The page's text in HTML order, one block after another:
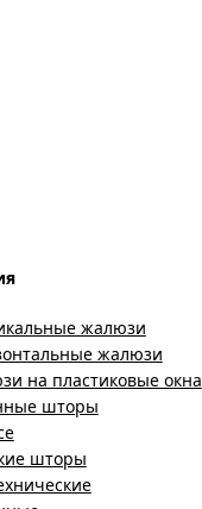
жалюзи
жалюзи
на пластиковые окна
шторы
шторы